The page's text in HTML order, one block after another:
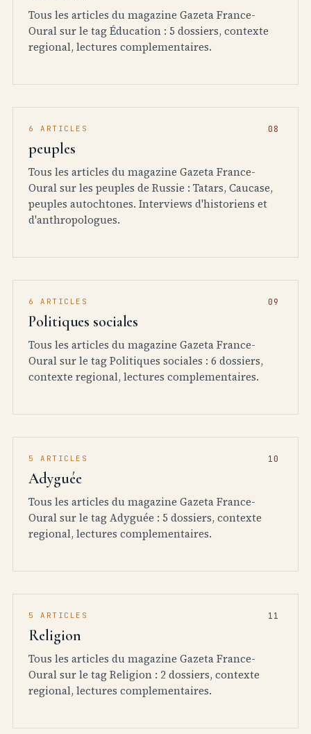
Tous les articles du magazine Gazeta France-
Oural sur le tag Éducation : 5 dossiers, contexte
regional, lectures complementaires.
6 ARTICLES
peuples
Tous les articles du magazine Gazeta France-
Oural sur les peuples de Russie : Tatars, Caucase,
peuples autochtones. Interviews d'historiens et
d'anthropologues.
6 ARTICLES
Politiques sociales
Tous les articles du magazine Gazeta France-
Oural sur le tag Politiques sociales : 6 dossiers,
contexte regional, lectures complementaires.
5 ARTICLES
Adyguée
Tous les articles du magazine Gazeta France-
Oural sur le tag Adyguée : 5 dossiers, contexte
regional, lectures complementaires.
5 ARTICLES
Religion
Tous les articles du magazine Gazeta France-
Oural sur le tag Religion : 2 dossiers, contexte
regional, lectures complementaires.